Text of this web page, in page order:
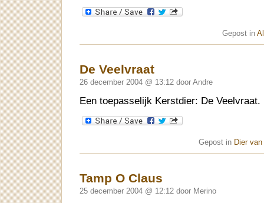
Gepost in
De Veelvraat
26 december 2004 @ 13:12 door Andre
Een toepasselijk Kerstdier: De Veelvraat.
Gepost in Dier
Tamp O Claus
25 december 2004 @ 12:12 door Merino